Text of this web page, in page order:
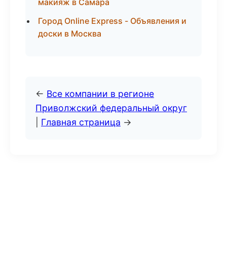
макияж в Самара
Город Online Express - Объявления и
доски в Москва
← Все компании в регионе
Приволжский федеральный округ
Главная страница →